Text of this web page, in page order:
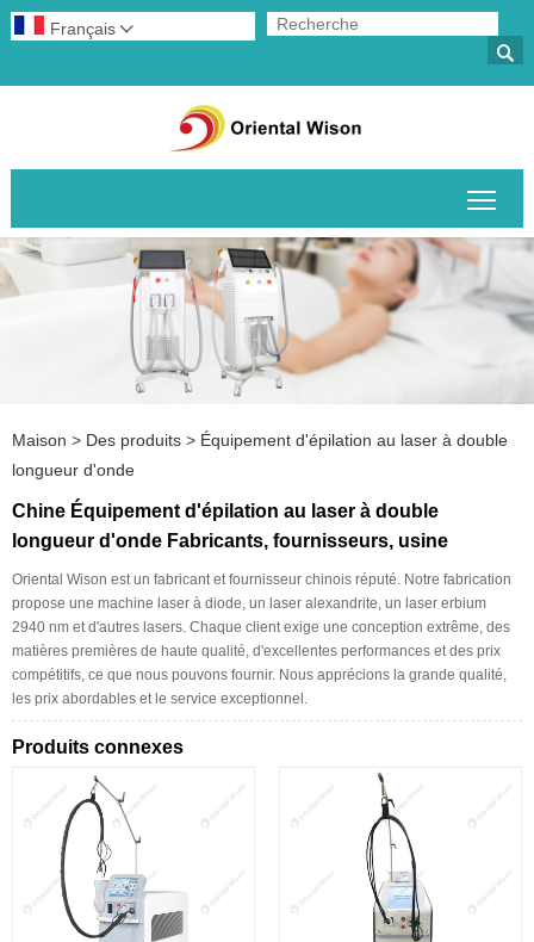

Français 
Maison > Des produits > Équipement d'épilation au laser à double
longueur d'onde
Chine Équipement d'épilation au laser à double
longueur d'onde Fabricants, fournisseurs, usine
Oriental Wison est un fabricant et fournisseur chinois réputé. Notre fabrication
propose une machine laser à diode, un laser alexandrite, un laser erbium
2940 nm et d'autres lasers. Chaque client exige une conception extrême, des
matières premières de haute qualité, d'excellentes performances et des prix
compétitifs, ce que nous pouvons fournir. Nous apprécions la grande qualité,
les prix abordables et le service exceptionnel.
Produits connexes